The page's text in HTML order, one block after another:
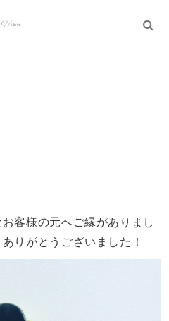
客様の元へご縁がありまし
りがとうございました！